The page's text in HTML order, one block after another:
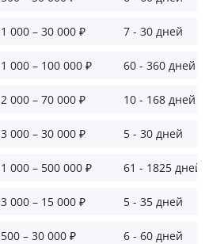
1 000 – 30 000 ₽ 7 - 30 дней
1 000 – 100 000 ₽ 60 - 360 дней
2 000 – 70 000 ₽ 10 - 168 дней
3 000 – 30 000 ₽ 5 - 30 дней
1 000 – 500 000 ₽ 61 - 1825 дней
3 000 – 15 000 ₽ 5 - 35 дней
500 – 30 000 ₽ 6 - 60 дней